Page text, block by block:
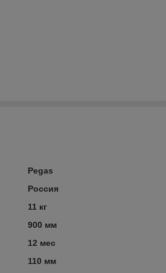
Pegas
Россия
11 кг
900 мм
12 мес
110 мм